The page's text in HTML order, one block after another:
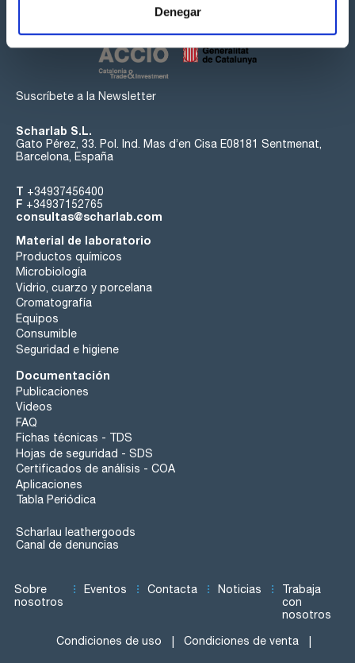
Denegar
Suscríbete a la Newsletter
Scharlab S.L.
Gato Pérez, 33. Pol. Ind. Mas d’en Cisa E08181 Sentmenat,
Barcelona, España
T +34937456400
F +34937152765
consultas@scharlab.com
Material de laboratorio
Productos químicos
Microbiología
Vidrio, cuarzo y porcelana
Cromatografía
Equipos
Consumible
Seguridad e higiene
Documentación
Publicaciones
Videos
FAQ
Fichas técnicas - TDS
Hojas de seguridad - SDS
Certificados de análisis - COA
Aplicaciones
Tabla Periódica
Scharlau leathergoods
Canal de denuncias
Sobre
nosotros
Eventos Contacta Noticias
Trabaja
con
nosotros
Condiciones de uso Condiciones de venta